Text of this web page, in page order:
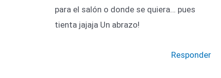
para el salón o donde se quiera… pues
tienta jajaja Un abrazo!
Responder